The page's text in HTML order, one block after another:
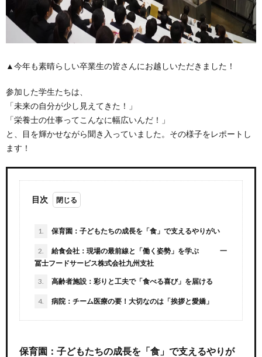
▲今年も素晴らしい卒業生の皆さんにお越しいただきました！
参加した学生たちは、
「未来の自分が少し見えてきた！」
「栄養士の仕事ってこんなに幅広いんだ！」
と、目を輝かせながら聞き入っていました。その様子をレポートし
ます！
目次
1. 保育園：子どもたちの成長を「食」で支えるやりがい
2.
給食会社：現場の最前線と「働く姿勢」を学ぶ 一
冨士フードサービス株式会社九州支社
3. 高齢者施設：彩りと工夫で「食べる喜び」を届ける
4. 病院：チーム医療の要！大切なのは「挨拶と愛嬌」
保育園：子どもたちの成長を「食」で支えるやりが